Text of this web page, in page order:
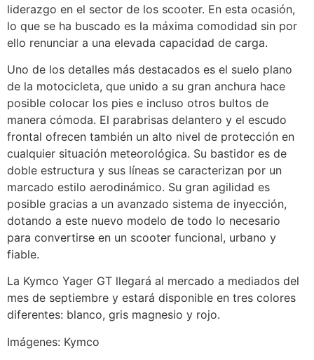
liderazgo en el sector de los scooter. En esta ocasión,
lo que se ha buscado es la máxima comodidad sin por
ello renunciar a una elevada capacidad de carga.
Uno de los detalles más destacados es el suelo plano
de la motocicleta, que unido a su gran anchura hace
posible colocar los pies e incluso otros bultos de
manera cómoda. El parabrisas delantero y el escudo
frontal ofrecen también un alto nivel de protección en
cualquier situación meteorológica. Su bastidor es de
doble estructura y sus líneas se caracterizan por un
marcado estilo aerodinámico. Su gran agilidad es
posible gracias a un avanzado sistema de inyección,
dotando a este nuevo modelo de todo lo necesario
para convertirse en un scooter funcional, urbano y
fiable.
La Kymco Yager GT llegará al mercado a mediados del
mes de septiembre y estará disponible en tres colores
diferentes: blanco, gris magnesio y rojo.
Imágenes: Kymco